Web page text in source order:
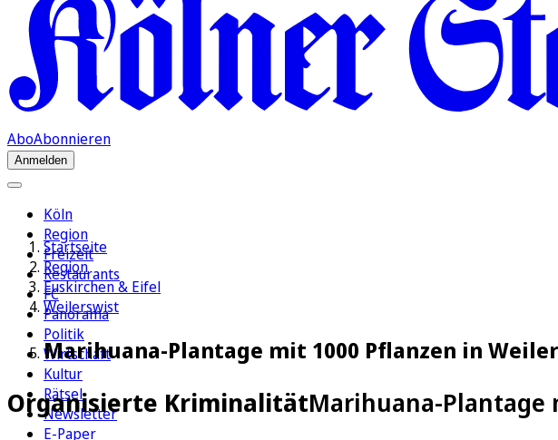
AboAbonnieren
Anmelden
Köln
Region
Freizeit
Restaurants
FC
Panorama
Politik
Wirtschaft
Kultur
Rätsel
Newsletter
E-Paper
Startseite
Region
Euskirchen & Eifel
Weilerswist
Marihuana-Plantage mit 1000 Pflanzen in
Organisierte KriminalitätMarihuana-Plantage